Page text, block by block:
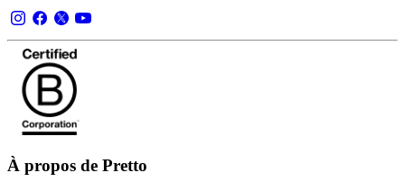
À propos de Pretto